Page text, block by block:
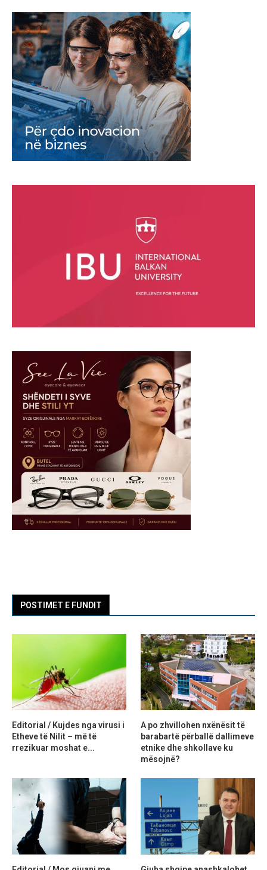
POSTIMET E FUNDIT
Editorial / Kujdes nga virusi i
Etheve të Nilit – më të
rrezikuar moshat e...
A po zhvillohen nxënësit të
barabartë përballë dallimeve
etnike dhe shkollave ku
mësojnë?